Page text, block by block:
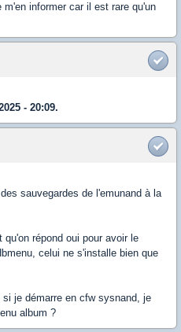
informer car il est rare qu'un
- 20:09.
sauvegardes de l'emunand à la
répond oui pour avoir le
celui ne s'installe bien que
je démarre en cfw sysnand, je
album ?